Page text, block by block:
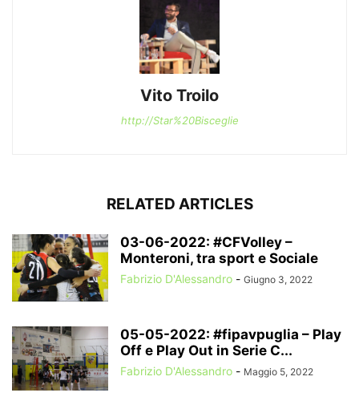
Vito Troilo
http://Star%20Bisceglie
RELATED ARTICLES
03-06-2022: #CFVolley –
Monteroni, tra sport e Sociale
Fabrizio D'Alessandro - Giugno 3, 2022
05-05-2022: #fipavpuglia – Play
Off e Play Out in Serie C...
Fabrizio D'Alessandro - Maggio 5, 2022